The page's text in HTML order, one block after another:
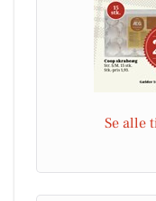
Se alle